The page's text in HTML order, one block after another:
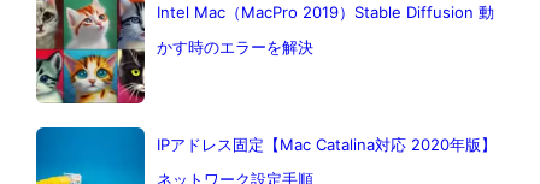
Intel Mac（MacPro 2019）Stable Diffusion 動
かす時のエラーを解決
IPアドレス固定【Mac Catalina対応 2020年版】
ネットワーク設定手順